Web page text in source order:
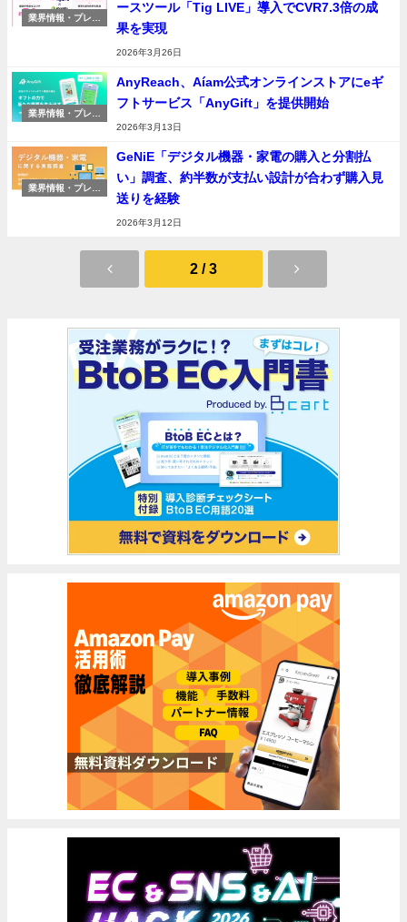
業界情報・プレス
ースツール「Tig LIVE」導入でCVR7.3倍の成
果を実現
2026年3月26日
業界情報・プレス
AnyReach、Aíam公式オンラインストアにeギ
フトサービス「AnyGift」を提供開始
2026年3月13日
業界情報・プレス
GeNiE「デジタル機器・家電の購入と分割払
い」調査、約半数が支払い設計が合わず購入見
送りを経験
2026年3月12日
2 / 3